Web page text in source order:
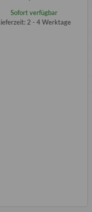
Sofort verfügbar
2 - 4 Werktage